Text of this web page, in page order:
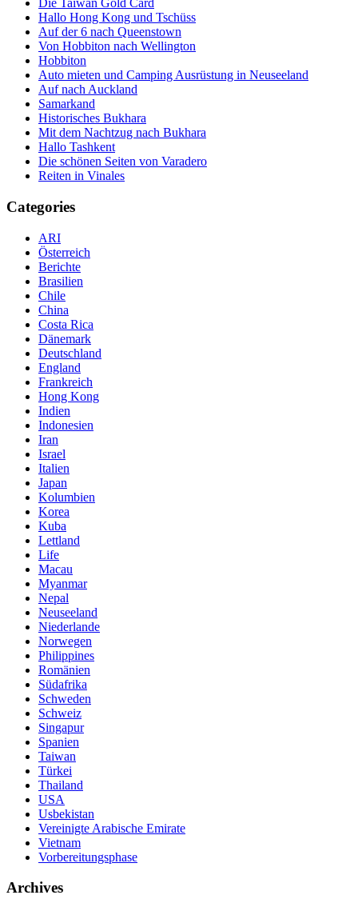
Die Taiwan Gold Card
Hallo Hong Kong und Tschüss
Auf der 6 nach Queenstown
Von Hobbiton nach Wellington
Hobbiton
Auto mieten und Camping Ausrüstung in Neuseeland
Auf nach Auckland
Samarkand
Historisches Bukhara
Mit dem Nachtzug nach Bukhara
Hallo Tashkent
Die schönen Seiten von Varadero
Reiten in Vinales
Categories
ARI
Österreich
Berichte
Brasilien
Chile
China
Costa Rica
Dänemark
Deutschland
England
Frankreich
Hong Kong
Indien
Indonesien
Iran
Israel
Italien
Japan
Kolumbien
Korea
Kuba
Lettland
Life
Macau
Myanmar
Nepal
Neuseeland
Niederlande
Norwegen
Philippines
Romänien
Südafrika
Schweden
Schweiz
Singapur
Spanien
Taiwan
Türkei
Thailand
USA
Usbekistan
Vereinigte Arabische Emirate
Vietnam
Vorbereitungsphase
Archives